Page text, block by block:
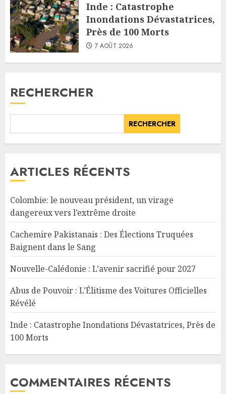
Inde : Catastrophe
Inondations Dévastatrices,
Près de 100 Morts
7 AOÛT 2026
RECHERCHER
RECHERCHER
ARTICLES RÉCENTS
Colombie: le nouveau président, un virage
dangereux vers l’extrême droite
Cachemire Pakistanais : Des Élections Truquées
Baignent dans le Sang
Nouvelle-Calédonie : L’avenir sacrifié pour 2027
Abus de Pouvoir : L’Élitisme des Voitures Officielles
Révélé
Inde : Catastrophe Inondations Dévastatrices, Près de
100 Morts
COMMENTAIRES RÉCENTS